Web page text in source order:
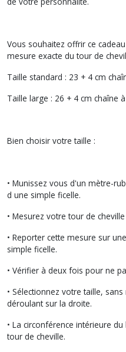
Vous souhaitez offrir ce
mesure exacte du tour de
Taille standard : 23 + 4 cm
Taille large : 26 + 4 cm chaîne
Bien choisir votre taille :
• Munissez vous d'un mètre-
d une simple ficelle.
• Mesurez votre tour de
• Reporter cette mesure sur
simple ficelle.
• Vérifier à deux fois pour ne
• Sélectionnez votre taille,
déroulant sur la droite.
• La circonférence intérieure
tour de cheville.